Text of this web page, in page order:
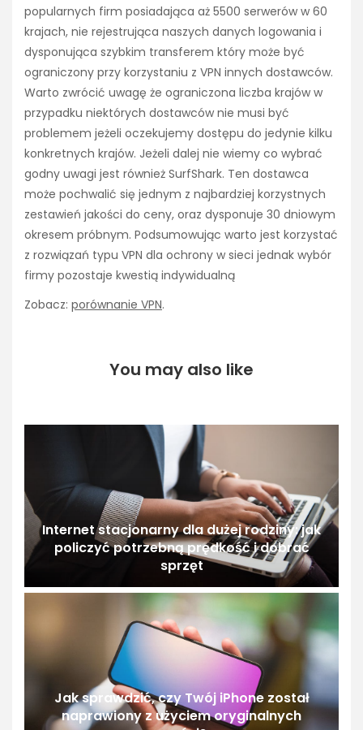
popularnych firm posiadająca aż 5500 serwerów w 60
krajach, nie rejestrująca naszych danych logowania i
dysponująca szybkim transferem który może być
ograniczony przy korzystaniu z VPN innych dostawców.
Warto zwrócić uwagę że ograniczona liczba krajów w
przypadku niektórych dostawców nie musi być
problemem jeżeli oczekujemy dostępu do jedynie kilku
konkretnych krajów. Jeżeli dalej nie wiemy co wybrać
godny uwagi jest również SurfShark. Ten dostawca
może pochwalić się jednym z najbardziej korzystnych
zestawień jakości do ceny, oraz dysponuje 30 dniowym
okresem próbnym. Podsumowując warto jest korzystać
z rozwiązań typu VPN dla ochrony w sieci jednak wybór
firmy pozostaje kwestią indywidualną
Zobacz: porównanie VPN.
You may also like
Internet stacjonarny dla dużej rodziny: jak
policzyć potrzebną prędkość i dobrać
sprzęt
Jak sprawdzić, czy Twój iPhone został
naprawiony z użyciem oryginalnych